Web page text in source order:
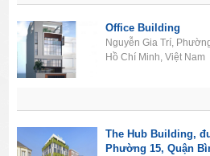
Office Building
Nguyễn Gia Trí,
Hồ Chí Minh, Việt Nam
The Hub Building,
Phường 15, Quận